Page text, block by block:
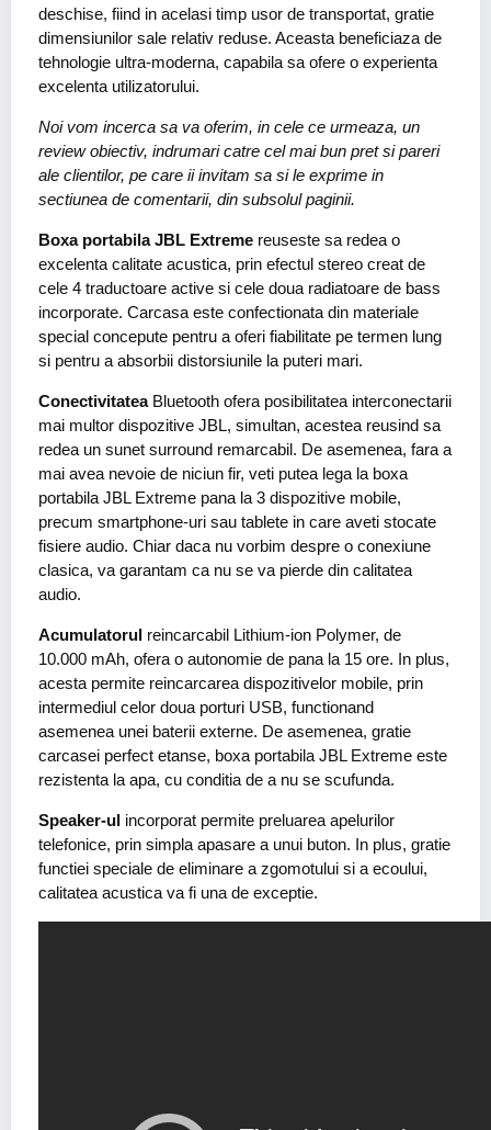
deschise, fiind in acelasi timp usor de transportat, gratie
dimensiunilor sale relativ reduse. Aceasta beneficiaza de
tehnologie ultra-moderna, capabila sa ofere o experienta
excelenta utilizatorului.
Noi vom incerca sa va oferim, in cele ce urmeaza, un
review obiectiv, indrumari catre cel mai bun pret si pareri
ale clientilor, pe care ii invitam sa si le exprime in
sectiunea de comentarii, din subsolul paginii.
Boxa portabila JBL Extreme reuseste sa redea o
excelenta calitate acustica, prin efectul stereo creat de
cele 4 traductoare active si cele doua radiatoare de bass
incorporate. Carcasa este confectionata din materiale
special concepute pentru a oferi fiabilitate pe termen lung
si pentru a absorbii distorsiunile la puteri mari.
ConectivitateaBluetooth ofera posibilitatea interconectarii
mai multor dispozitive JBL, simultan, acestea reusind sa
redea un sunet surround remarcabil. De asemenea, fara a
mai avea nevoie de niciun fir, veti putea lega la boxa
portabila JBL Extreme pana la 3 dispozitive mobile,
precum smartphone-uri sau tablete in care aveti stocate
fisiere audio. Chiar daca nu vorbim despre o conexiune
clasica, va garantam ca nu se va pierde din calitatea
audio.
Acumulatorul reincarcabil Lithium-ion Polymer, de
10.000 mAh, ofera o autonomie de pana la 15 ore. In plus,
acesta permite reincarcarea dispozitivelor mobile, prin
intermediul celor doua porturi USB, functionand
asemenea unei baterii externe. De asemenea, gratie
carcasei perfect etanse, boxa portabila JBL Extreme este
rezistenta la apa, cu conditia de a nu se scufunda.
Speaker-ul incorporat permite preluarea apelurilor
telefonice, prin simpla apasare a unui buton. In plus, gratie
functiei speciale de eliminare a zgomotului si a ecoului,
calitatea acustica va fi una de exceptie.